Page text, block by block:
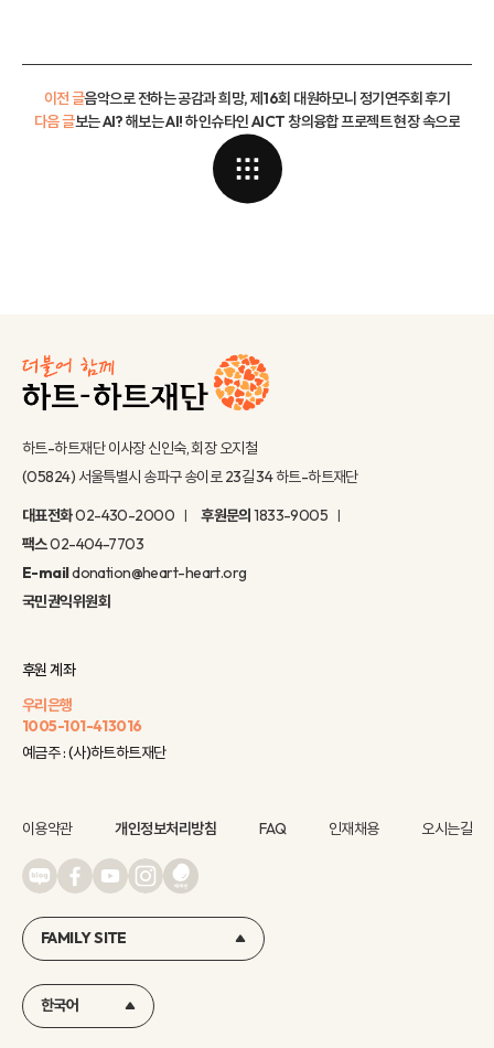
이전 글음악으로 전하는 공감과 희망, 제16회 대원하모니 정기연주회 후기
보는 AI? 해보는 AI! 하인슈타인 AICT 창의융합 프로젝트 현장 속으로
다음 글
하트-하트재단 이사장 신인숙, 회장 오지철
(05824) 서울특별시 송파구 송이로 23길 34 하트-하트재단
대표전화02-430-2000 후원문의1833-9005
팩스02-404-7703
E-maildonation@heart-heart.org
국민권익위원회
후원 계좌
우리은행
1005-101-413016
예금주 : (사)하트하트재단
이용약관 개인정보처리방침 FAQ 인재채용 오시는길
FAMILY SITE
한국어